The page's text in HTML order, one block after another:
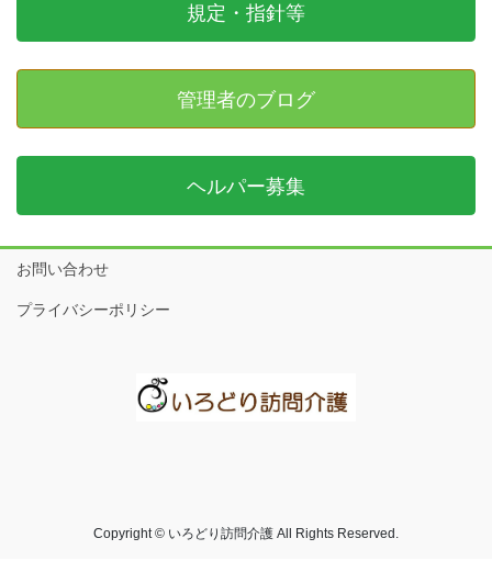
規定・指針等
管理者のブログ
ヘルパー募集
お問い合わせ
プライバシーポリシー
Copyright © いろどり訪問介護 All Rights Reserved.